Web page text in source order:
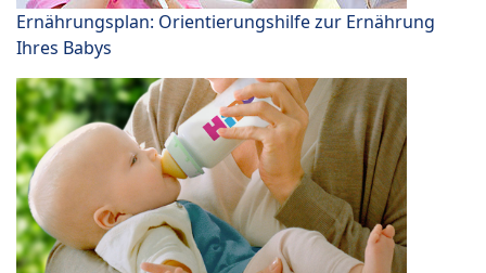
Ernährungsplan: Orientierungshilfe zur Ernährung
Ihres Babys